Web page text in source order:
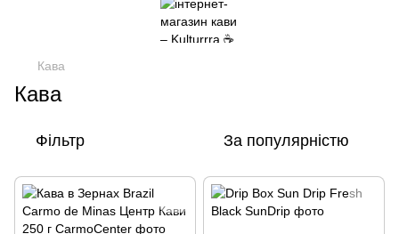
Кава
Кава
Фільтр За популярністю